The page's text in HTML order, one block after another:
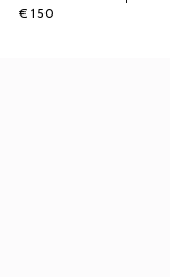
€ 150